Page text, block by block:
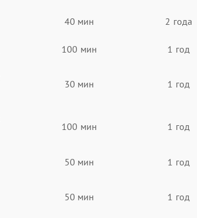
40 мин 2 года
100 мин 1 год
30 мин 1 год
100 мин 1 год
50 мин 1 год
50 мин 1 год